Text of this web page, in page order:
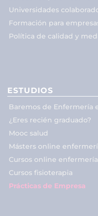
Universidades
Formación para
Política de calidad y
ESTUDIOS
Baremos de Enfermería
¿Eres recién graduado?
Mooc salud
Másters online
Cursos online enfermería
Cursos fisioterapia
Prácticas de Empresa